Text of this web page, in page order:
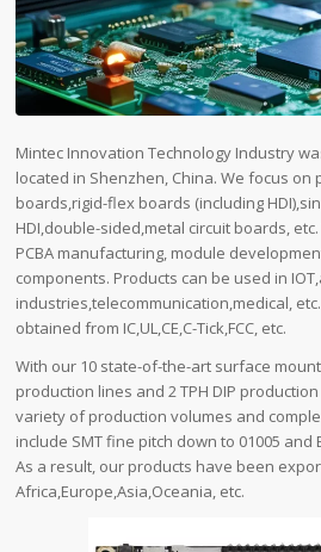
Mintec Innovation Technology Industry
located in Shenzhen, China. We focus on
boards,rigid-flex boards (including
HDI,double-sided,metal circuit boards,
PCBA manufacturing, module
components. Products can be used in
industries,telecommunication,medical,
obtained from IC,UL,CE,C-Tick,FCC, etc.
With our 10 state-of-the-art surface
production lines and 2 TPH DIP
variety of production volumes and
include SMT fine pitch down to 01005 and
As a result, our products have been
Africa,Europe,Asia,Oceania, etc.